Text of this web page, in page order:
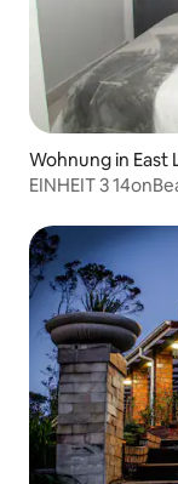
Wohnung in East
EINHEIT 3